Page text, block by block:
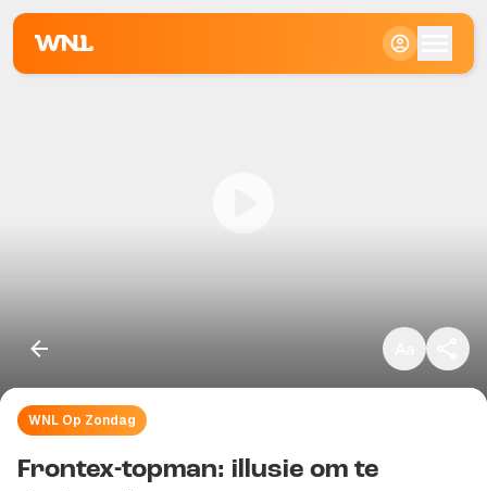
WNL Op Zondag
Frontex-topman: illusie om te